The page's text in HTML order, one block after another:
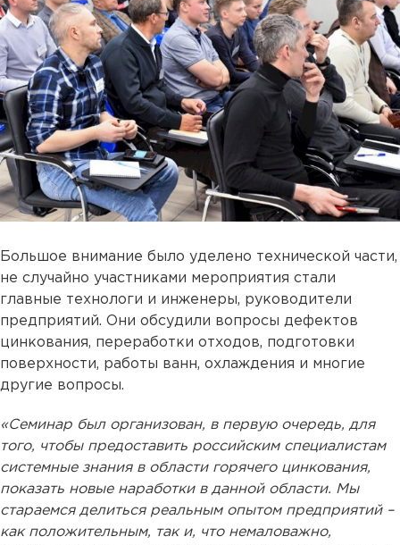
Большое внимание было уделено технической части,
не случайно участниками мероприятия стали
главные технологи и инженеры, руководители
предприятий. Они обсудили вопросы дефектов
цинкования, переработки отходов, подготовки
поверхности, работы ванн, охлаждения и многие
другие вопросы.
«Семинар был организован, в первую очередь, для
того, чтобы предоставить российским специалистам
системные знания в области горячего цинкования,
показать новые наработки в данной области. Мы
стараемся делиться реальным опытом предприятий –
как положительным, так и, что немаловажно,